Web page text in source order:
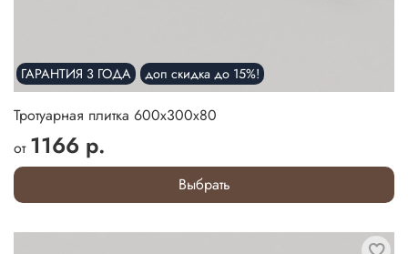
ГАРАНТИЯ 3 ГОДА доп скидка до 15%!
Тротуарная плитка 600х300х80
от 1166 р.
Выбрать